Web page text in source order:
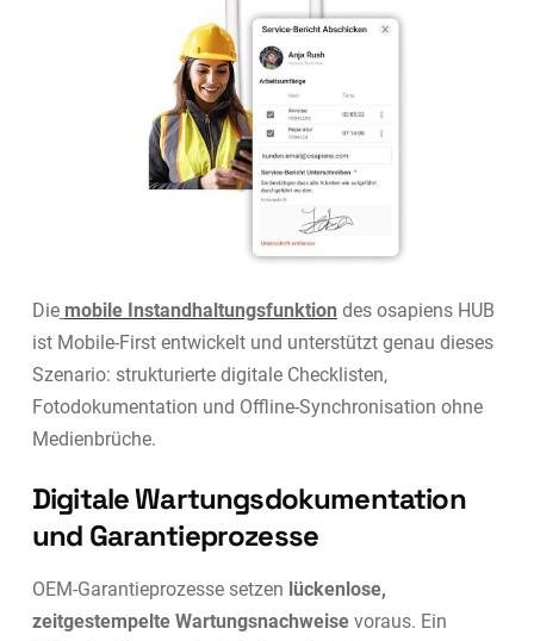
Die mobile Instandhaltungsfunktion des osapiens HUB
ist Mobile-First entwickelt und unterstützt genau dieses
Szenario: strukturierte digitale Checklisten,
Fotodokumentation und Offline-Synchronisation ohne
Medienbrüche.
Digitale Wartungsdokumentation
und Garantieprozesse
OEM-Garantieprozesse setzen lückenlose,
zeitgestempelte Wartungsnachweisevoraus. Ein